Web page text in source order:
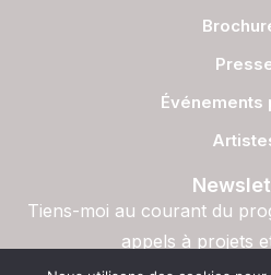
Événements
Tiens-moi au courant du
appels à projets